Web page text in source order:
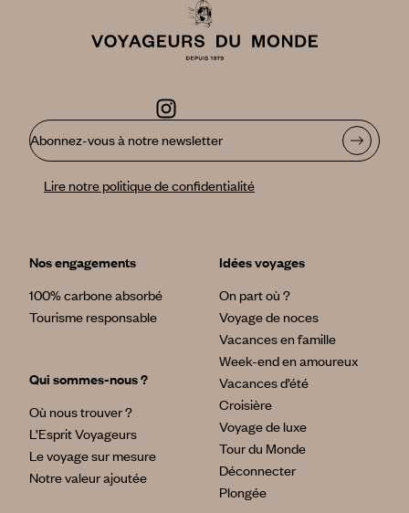
Abonnez-vous à notre newsletter
Lire notre politique de confidentialité
Nos engagements
100% carbone absorbé
Tourisme responsable
Qui sommes-nous ?
Où nous trouver ?
L’Esprit Voyageurs
Le voyage sur mesure
Notre valeur ajoutée
Idées voyages
On part où ?
Voyage de noces
Vacances en famille
Week-end en amoureux
Vacances d’été
Croisière
Voyage de luxe
Tour du Monde
Déconnecter
Plongée